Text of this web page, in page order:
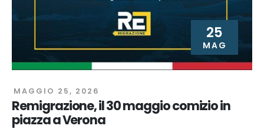
25
MAG
MAGGIO 25, 2026
Remigrazione, il 30 maggio comizio in
piazza a Verona